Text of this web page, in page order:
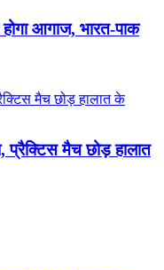
आगाज, भारत-पाक
प्रैक्टिस मैच छोड़ हालात